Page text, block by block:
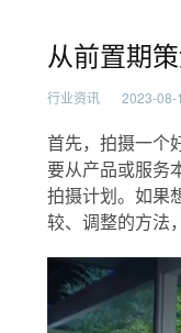
从前置期
行业资讯 2023-08-
首先，拍摄一个
要从产品或服务
拍摄计划。如果
较、调整的方法